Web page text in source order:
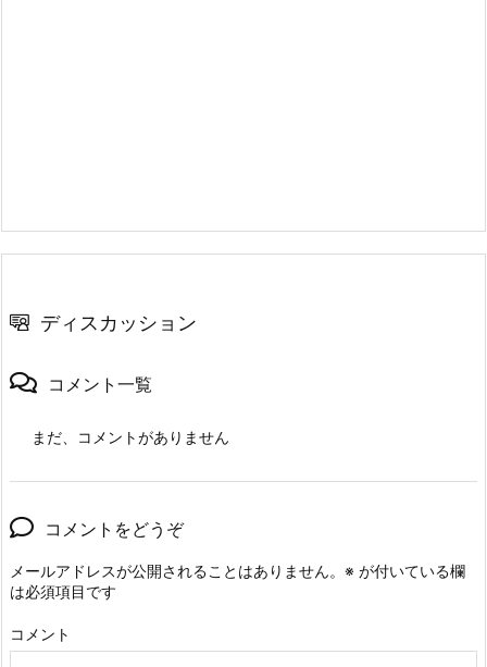
ディスカッション
コメント一覧
まだ、コメントがありません
コメントをどうぞ
メールアドレスが公開されることはありません。 ※ が付いている欄
は必須項目です
コメント